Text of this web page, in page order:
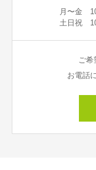
月〜金
土日祝
ご希
お電話